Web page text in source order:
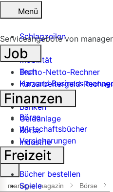
Menü
Schlagzeilen
Mobilität
Tech
Harvard Business
Handel
Banken
Geldanlage
Börse
Industrie
Suche
öffnen
manager magazin Börse
Serviceangebote von
Job
Brutto-Netto-Rechner
Kurzarbeitergeld-Rechner
Finanzen
Börse
Wirtschaftsbücher
Versicherungen
Freizeit
Bücher bestellen
Spiele